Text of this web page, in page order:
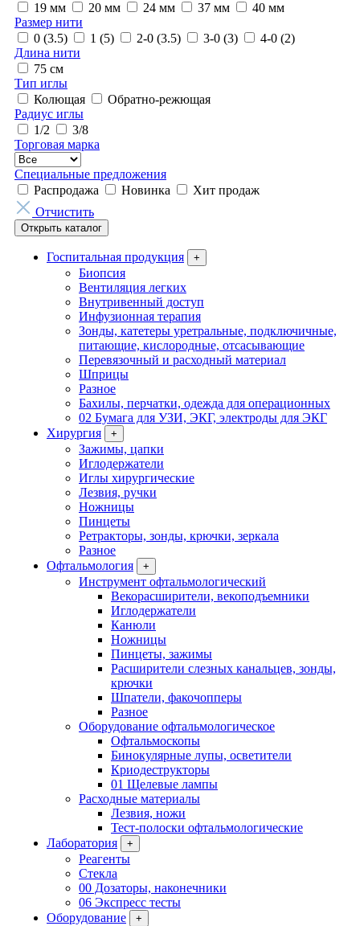
19 мм
20 мм 24 мм 37 мм
40 мм
Размер нити
0 (3.5)
1 (5) 2-0 (3.5) 3-0 (3)
4-0 (2)
Длина нити
75 см
Тип иглы
Колющая
Обратно-режющая
Радиус иглы
1/2
3/8
Торговая марка
Специальные предложения
Распродажа
Новинка
Хит продаж
Отчистить
Открыть каталог
Госпитальная продукция +
Биопсия
Вентиляция легких
Внутривенный доступ
Инфузионная терапия
Зонды, катетеры уретральные, подключичные,
питающие, кислородные, отсасывающие
Перевязочный и расходный материал
Шприцы
Разное
Бахилы, перчатки, одежда для операционных
02 Бумага для УЗИ, ЭКГ, электроды для ЭКГ
Хирургия
+
Зажимы, цапки
Иглодержатели
Иглы хирургические
Лезвия, ручки
Ножницы
Пинцеты
Ретракторы, зонды, крючки, зеркала
Разное
Офтальмология
+
Инструмент офтальмологический
Векорасширители, векоподъемники
Иглодержатели
Канюли
Ножницы
Пинцеты, зажимы
Расширители слезных канальцев, зонды,
крючки
Шпатели, факочопперы
Разное
Оборудование офтальмологическое
Офтальмоскопы
Бинокулярные лупы, осветители
Криодеструкторы
01 Щелевые лампы
Расходные материалы
Лезвия, ножи
Тест-полоски офтальмологические
Лаборатория
+
Реагенты
Стекла
00 Дозаторы, наконечники
06 Экспресс тесты
Оборудование
+